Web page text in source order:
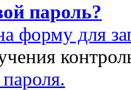
пароль?
форму для